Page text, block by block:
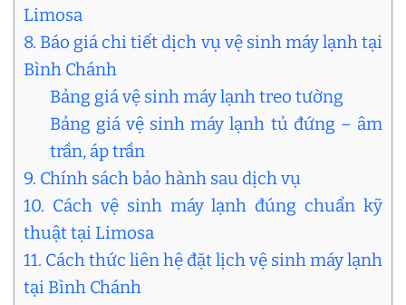
Limosa
8. Báo giá chi tiết dịch vụ vệ sinh máy lạnh tại
Bình Chánh
Bảng giá vệ sinh máy lạnh treo tường
Bảng giá vệ sinh máy lạnh tủ đứng – âm
trần, áp trần
9. Chính sách bảo hành sau dịch vụ
10. Cách vệ sinh máy lạnh đúng chuẩn kỹ
thuật tại Limosa
11. Cách thức liên hệ đặt lịch vệ sinh máy lạnh
tại Bình Chánh